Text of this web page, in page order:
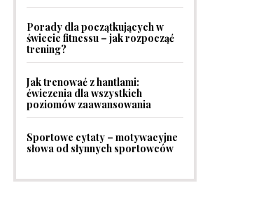
Porady dla początkujących w
świecie fitnessu – jak rozpocząć
trening?
Jak trenować z hantlami:
ćwiczenia dla wszystkich
poziomów zaawansowania
Sportowe cytaty – motywacyjne
słowa od słynnych sportowców